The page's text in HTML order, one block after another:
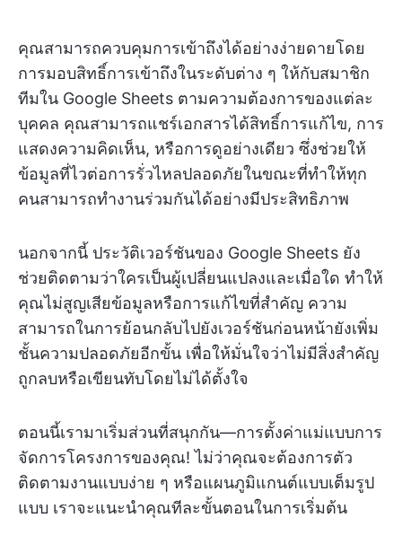
คุณสามารถควบคุมการเข้าถึงได้อย่างง่ายดายโดย
การมอบสิทธิ์การเข้าถึงในระดับต่าง ๆ ให้กับสมาชิก
ทีมใน Google Sheets ตามความต้องการของแต่ละ
บุคคล คุณสามารถแชร์เอกสารได้สิทธิ์การแก้ไข, การ
แสดงความคิดเห็น, หรือการดูอย่างเดียว ซึ่งช่วยให้
ข้อมูลที่ไวต่อการรั่วไหลปลอดภัยในขณะที่ทำให้ทุก
คนสามารถทำงานร่วมกันได้อย่างมีประสิทธิภาพ
นอกจากนี้ ประวัติเวอร์ชันของ Google Sheets ยัง
ช่วยติดตามว่าใครเป็นผู้เปลี่ยนแปลงและเมื่อใด ทำให้
คุณไม่สูญเสียข้อมูลหรือการแก้ไขที่สำคัญ ความ
สามารถในการย้อนกลับไปยังเวอร์ชันก่อนหน้ายังเพิ่ม
ชั้นความปลอดภัยอีกขั้น เพื่อให้มั่นใจว่าไม่มีสิ่งสำคัญ
ถูกลบหรือเขียนทับโดยไม่ได้ตั้งใจ
ตอนนี้เรามาเริ่มส่วนที่สนุกกัน—การตั้งค่าแม่แบบการ
จัดการโครงการของคุณ! ไม่ว่าคุณจะต้องการตัว
ติดตามงานแบบง่าย ๆ หรือแผนภูมิแกนต์แบบเต็มรูป
แบบ เราจะแนะนำคุณทีละขั้นตอนในการเริ่มต้น